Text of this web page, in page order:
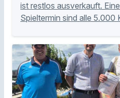
ist restlos ausverkauft.
Spieltermin sind alle